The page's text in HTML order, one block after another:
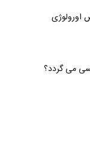
اورولوژی
می گردد؟